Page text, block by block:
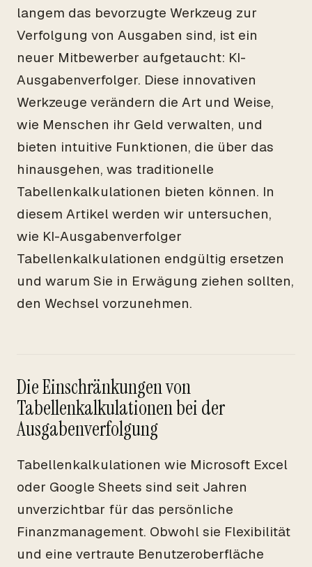
langem das bevorzugte Werkzeug zur
Verfolgung von Ausgaben sind, ist ein
neuer Mitbewerber aufgetaucht: KI-
Ausgabenverfolger. Diese innovativen
Werkzeuge verändern die Art und Weise,
wie Menschen ihr Geld verwalten, und
bieten intuitive Funktionen, die über das
hinausgehen, was traditionelle
Tabellenkalkulationen bieten können. In
diesem Artikel werden wir untersuchen,
wie KI-Ausgabenverfolger
Tabellenkalkulationen endgültig ersetzen
und warum Sie in Erwägung ziehen sollten,
den Wechsel vorzunehmen.
Die Einschränkungen von
Tabellenkalkulationen bei der
Ausgabenverfolgung
Tabellenkalkulationen wie Microsoft Excel
oder Google Sheets sind seit Jahren
unverzichtbar für das persönliche
Finanzmanagement. Obwohl sie Flexibilität
und eine vertraute Benutzeroberfläche